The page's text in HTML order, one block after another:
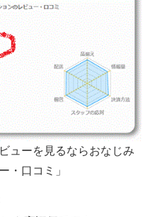
ューを見るならおなじみ
・口コミ」